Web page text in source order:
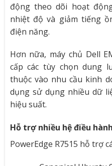
động theo dõi hoạt
nhiệt độ và giảm tiếng
điện năng.
Hơn nữa, máy chủ Dell
cấp các tùy chọn dung
thuộc vào nhu cầu kinh
dụng sử dụng nhiều dữ
hiệu suất.
Hỗ trợ nhiều hệ điều hành
PowerEdge R7515 hỗ trợ